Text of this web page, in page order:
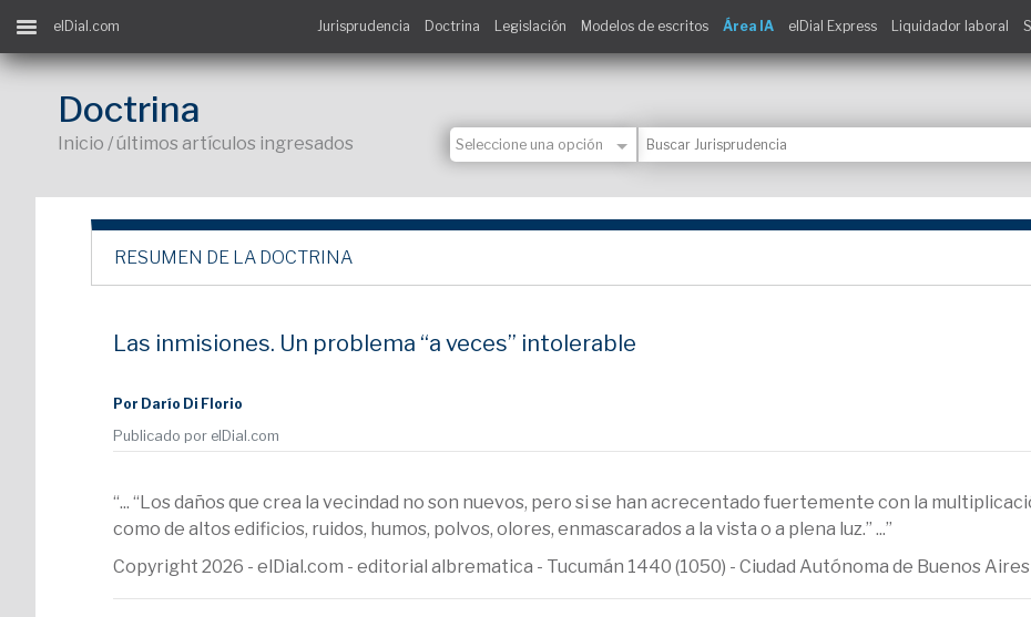
elDial.com Jurisprudencia Doctrina Legislación Modelos de escritos Área IA elDial Express Liquidador laboral
Doctrina
Inicio / últimos artículos ingresados
RESUMEN DE LA DOCTRINA
Las inmisiones. Un problema “a veces” intolerable
Por Darío Di Florio
Publicado por elDial.com
“... “Los daños que crea la vecindad no son nuevos, pero si se han acrecentado fuertemente con la
como de altos edificios, ruidos, humos, polvos, olores, enmascarados a la vista o a plena luz.” ...”
Copyright 2026 - elDial.com - editorial albrematica - Tucumán 1440 (1050) - Ciudad Autónoma de Buenos